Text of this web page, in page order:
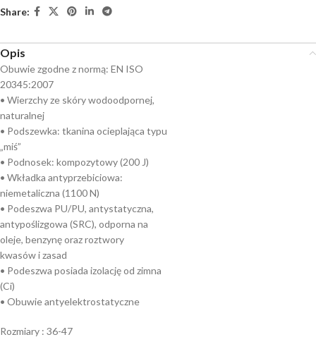
Share:
Opis
Obuwie zgodne z normą: EN ISO
20345:2007
• Wierzchy ze skóry wodoodpornej,
naturalnej
• Podszewka: tkanina ocieplająca typu
„miś”
• Podnosek: kompozytowy (200 J)
• Wkładka antyprzebiciowa:
niemetaliczna (1100 N)
• Podeszwa PU/PU, antystatyczna,
antypoślizgowa (SRC), odporna na
oleje, benzynę oraz roztwory
kwasów i zasad
• Podeszwa posiada izolację od zimna
(Ci)
• Obuwie antyelektrostatyczne
Rozmiary : 36-47